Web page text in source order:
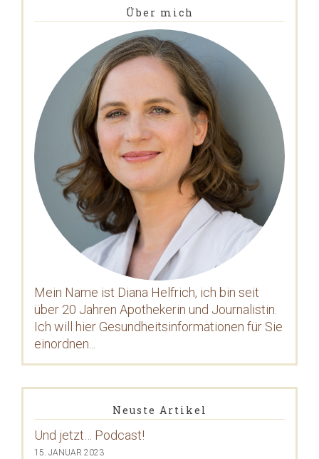
Über mich
Mein Name ist Diana Helfrich, ich bin seit
über 20 Jahren Apothekerin und Journalistin.
Ich will hier Gesundheitsinformationen für Sie
einordnen...
Neuste Artikel
Und jetzt… Podcast!
15. JANUAR 2023